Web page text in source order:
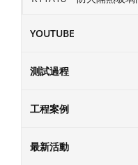
YOUTUBE
測試過程
工程案例
最新活動